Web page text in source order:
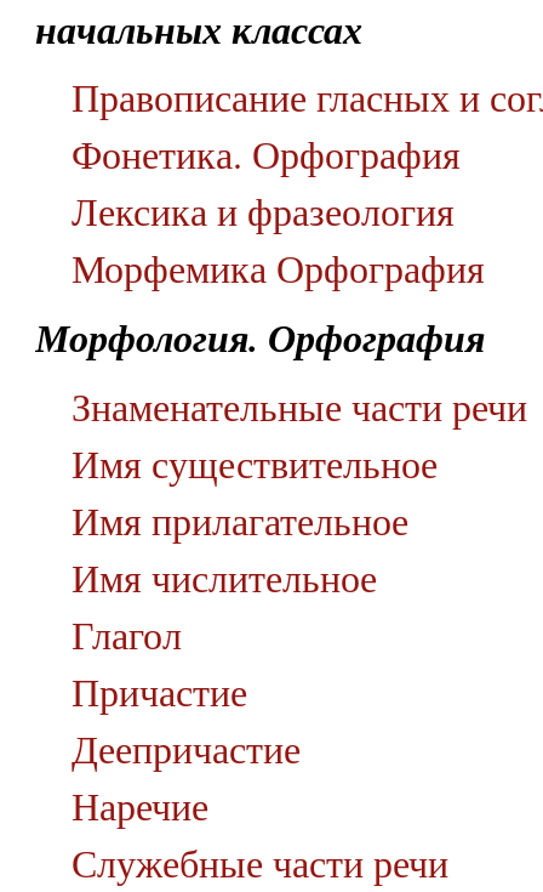
начальных классах
Правописание гласных и
Фонетика. Орфография
Лексика и фразеология
Морфемика Орфография
Морфология. Орфография
Знаменательные части речи
Имя существительное
Имя прилагательное
Имя числительное
Глагол
Причастие
Деепричастие
Наречие
Служебные части речи